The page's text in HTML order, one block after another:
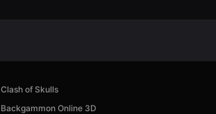
Clash of Skulls
Backgammon Online 3D